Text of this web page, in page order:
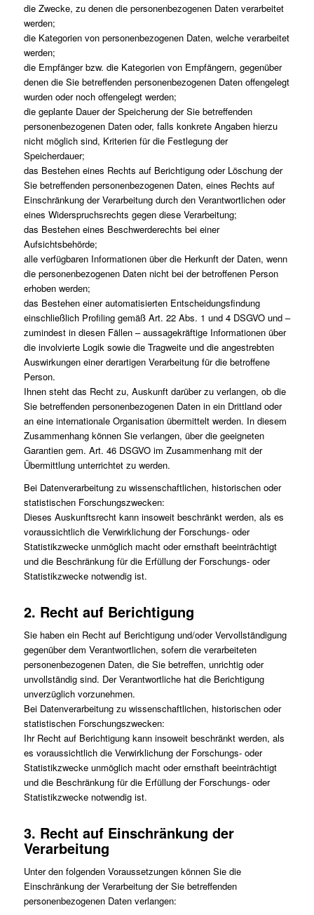
die Zwecke, zu denen die personenbezogenen Daten verarbeitet
werden;
die Kategorien von personenbezogenen Daten, welche verarbeitet
werden;
die Empfänger bzw. die Kategorien von Empfängern, gegenüber
denen die Sie betreffenden personenbezogenen Daten offengelegt
wurden oder noch offengelegt werden;
die geplante Dauer der Speicherung der Sie betreffenden
personenbezogenen Daten oder, falls konkrete Angaben hierzu
nicht möglich sind, Kriterien für die Festlegung der
Speicherdauer;
das Bestehen eines Rechts auf Berichtigung oder Löschung der
Sie betreffenden personenbezogenen Daten, eines Rechts auf
Einschränkung der Verarbeitung durch den Verantwortlichen oder
eines Widerspruchsrechts gegen diese Verarbeitung;
das Bestehen eines Beschwerderechts bei einer
Aufsichtsbehörde;
alle verfügbaren Informationen über die Herkunft der Daten, wenn
die personenbezogenen Daten nicht bei der betroffenen Person
erhoben werden;
das Bestehen einer automatisierten Entscheidungsfindung
einschließlich Profiling gemäß Art. 22 Abs. 1 und 4 DSGVO und –
zumindest in diesen Fällen – aussagekräftige Informationen über
die involvierte Logik sowie die Tragweite und die angestrebten
Auswirkungen einer derartigen Verarbeitung für die betroffene
Person.
Ihnen steht das Recht zu, Auskunft darüber zu verlangen, ob die
Sie betreffenden personenbezogenen Daten in ein Drittland oder
an eine internationale Organisation übermittelt werden. In diesem
Zusammenhang können Sie verlangen, über die geeigneten
Garantien gem. Art. 46 DSGVO im Zusammenhang mit der
Übermittlung unterrichtet zu werden.
Bei Datenverarbeitung zu wissenschaftlichen, historischen oder
statistischen Forschungszwecken:
Dieses Auskunftsrecht kann insoweit beschränkt werden, als es
voraussichtlich die Verwirklichung der Forschungs- oder
Statistikzwecke unmöglich macht oder ernsthaft beeinträchtigt
und die Beschränkung für die Erfüllung der Forschungs- oder
Statistikzwecke notwendig ist.
2. Recht auf Berichtigung
Sie haben ein Recht auf Berichtigung und/oder Vervollständigung
gegenüber dem Verantwortlichen, sofern die verarbeiteten
personenbezogenen Daten, die Sie betreffen, unrichtig oder
unvollständig sind. Der Verantwortliche hat die Berichtigung
unverzüglich vorzunehmen.
Bei Datenverarbeitung zu wissenschaftlichen, historischen oder
statistischen Forschungszwecken:
Ihr Recht auf Berichtigung kann insoweit beschränkt werden, als
es voraussichtlich die Verwirklichung der Forschungs- oder
Statistikzwecke unmöglich macht oder ernsthaft beeinträchtigt
und die Beschränkung für die Erfüllung der Forschungs- oder
Statistikzwecke notwendig ist.
3. Recht auf Einschränkung der
Verarbeitung
Unter den folgenden Voraussetzungen können Sie die
Einschränkung der Verarbeitung der Sie betreffenden
personenbezogenen Daten verlangen: